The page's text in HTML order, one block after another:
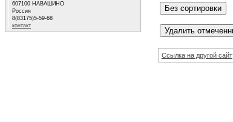
Ссылка на другой сайт
607100 НАВАШИНО
Россия
8(83175)5-59-68
контакт